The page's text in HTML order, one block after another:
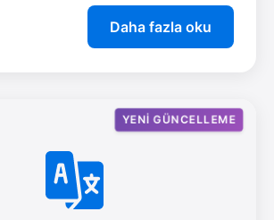
Daha fazla oku
YENI GÜNCELLEME